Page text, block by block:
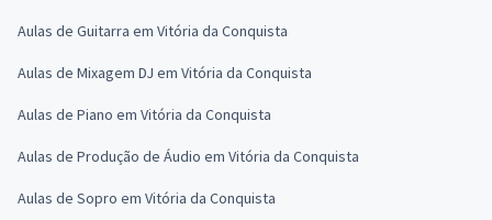
Aulas de Guitarra em Vitória da Conquista
Aulas de Mixagem DJ em Vitória da Conquista
Aulas de Piano em Vitória da Conquista
Aulas de Produção de Áudio em Vitória da Conquista
Aulas de Sopro em Vitória da Conquista